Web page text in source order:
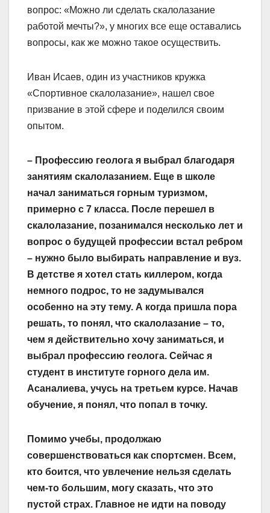
вопрос: «Можно ли сделать скалолазание
работой мечты?», у многих все еще оставались
вопросы, как же можно такое осуществить.
Иван Исаев, один из участников кружка
«Спортивное скалолазание», нашел свое
призвание в этой сфере и поделился своим
опытом.
– Профессию геолога я выбрал благодаря
занятиям скалолазанием. Еще в школе
начал заниматься горным туризмом,
примерно с 7 класса. После перешел в
скалолазание, позанимался несколько лет и
вопрос о будущей профессии встал ребром
– нужно было выбирать направление и вуз.
В детстве я хотел стать киллером, когда
немного подрос, то не задумывался
особенно на эту тему. А когда пришла пора
решать, то понял, что скалолазание – то,
чем я действительно хочу заниматься, и
выбрал профессию геолога. Сейчас я
студент в институте горного дела им.
Асаналиева, учусь на треть­ем курсе. Начав
обучение, я понял, что попал в точку.
Помимо учебы, продолжаю
совершенствоваться как спортсмен. Всем,
кто боится, что увлечение нельзя сделать
чем-то большим, могу сказать, что это
пустой страх. Главное не идти на поводу